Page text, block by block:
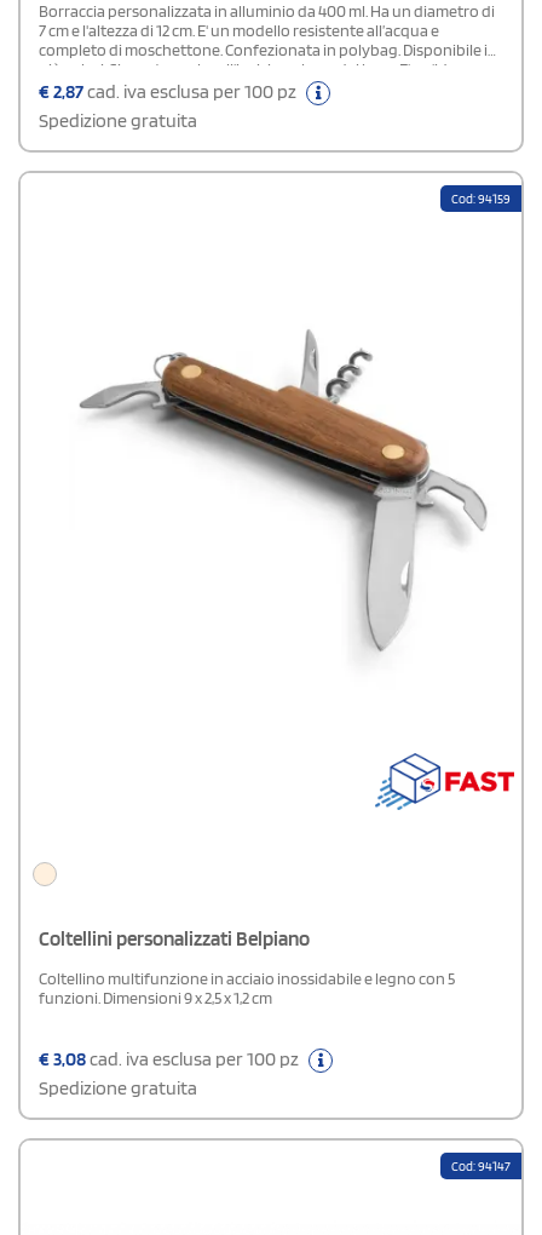
Borraccia personalizzata in alluminio da 400 ml. Ha un diametro di
7 cm e l'altezza di 12 cm. E' un modello resistente all’acqua e
completo di moschettone. Confezionata in polybag. Disponibile in
più colori. Si presta anche all'incisione laser del logo. E' un'idea
brillante per omaggi promozionali per negozi di articoli sportivi.
€2,87cad. iva esclusa per 100 pz
Spedizione gratuita
Cod: 94159
Coltellini personalizzati Belpiano
Coltellino multifunzione in acciaio inossidabile e legno con 5
funzioni. Dimensioni 9 x 2,5 x 1,2 cm
€3,08cad. iva esclusa per 100 pz
Spedizione gratuita
Cod: 94147